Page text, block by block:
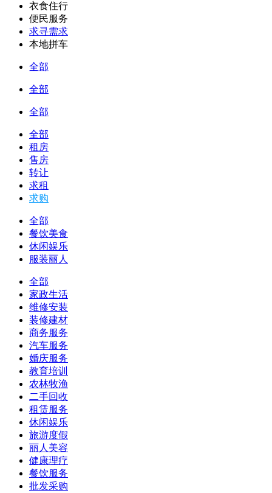
衣食住行
便民服务
求寻需求
本地拼车
全部
全部
全部
全部
租房
售房
转让
求租
求购
全部
餐饮美食
休闲娱乐
服装丽人
全部
家政生活
维修安装
装修建材
商务服务
汽车服务
婚庆服务
教育培训
农林牧渔
二手回收
租赁服务
休闲娱乐
旅游度假
丽人美容
健康理疗
餐饮服务
批发采购